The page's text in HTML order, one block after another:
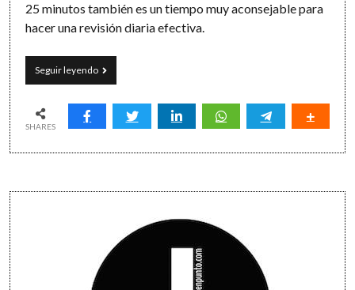
25 minutos también es un tiempo muy aconsejable para
hacer una revisión diaria efectiva.
Seguir leyendo25
es
número
de
productividad
SHARES
Sidebar